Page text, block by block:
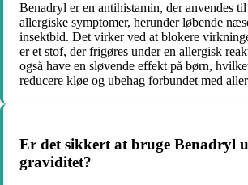
Benadryl er en antihistamin, der anvendes
allergiske symptomer, herunder løbende
insektbid. Det virker ved at blokere
er et stof, der frigøres under en allergisk
også have en sløvende effekt på børn,
reducere kløe og ubehag forbundet med
Er det sikkert at bruge Benadryl
graviditet?